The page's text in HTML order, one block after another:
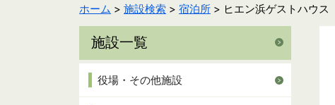
ホーム > 施設検索 > 宿泊所 > ヒエン浜ゲストハウス
施設一覧
役場・その他施設